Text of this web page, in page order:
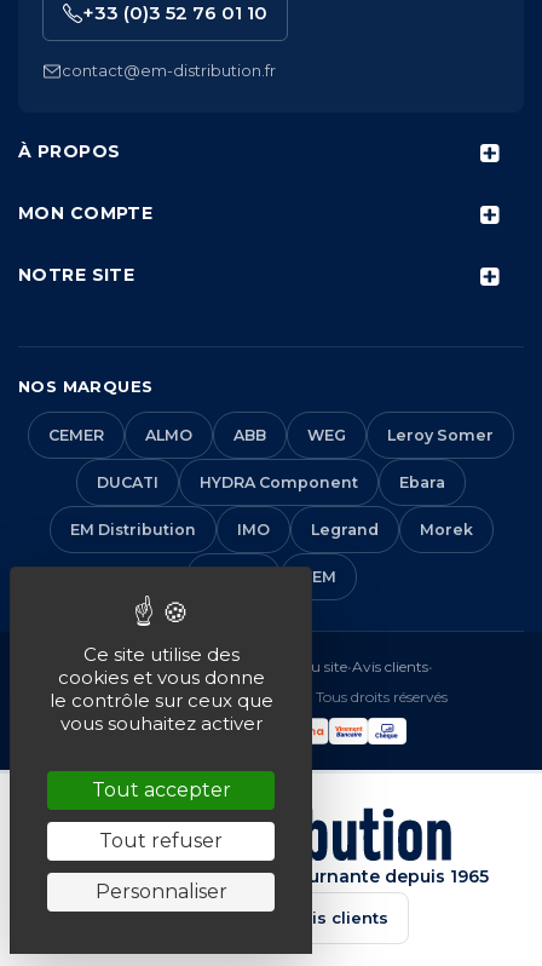
À PROPOS
MON COMPTE
NOTRE SITE
+33 (0)3 52 76 01 10
contact@em-distribution.fr
NOS MARQUES
CEMER ALMO ABB WEG Leroy Somer
DUCATI HYDRA Component Ebara
EM Distribution IMO Legrand Morek
VEM
Mentions légales•CGV Plan du site•Avis clients•
© 2016-2026 EM Distribution - Tous droits réservés
Spécialiste de la machine tournante depuis 1965
★★★★★4.7/5 · Avis clients
Ce site utilise des
cookies et vous donne
le contrôle sur ceux que
vous souhaitez activer
Tout accepter
Tout refuser
Personnaliser